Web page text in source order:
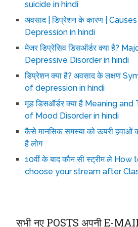
suicide in hindi
अवसाद | डिप्रेशन के कारण |
Depression in hindi
मेजर डिप्रेसिव डिसऑर्डर क्या है?
Depressive Disorder in hindi
डिप्रेशन क्या है? अवसाद के लक्षण
of depression in hindi
मूड डिसऑर्डर क्या है Meaning and
of Mood Disorder in hindi
कैसे मानसिक समस्या को ऊपरी हवाओं
है लोग
10वीं के बाद कौन सी स्ट्रीम ले How
choose your stream after
सभी नए POSTS अपनी E-